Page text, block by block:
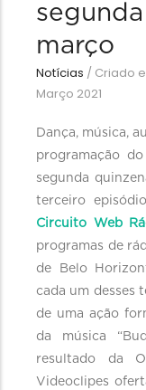
março
Notícias / Criado
Março 2021
Dança, música,
programação
segunda
terceiro
Circuito Web
programas de
de Belo
cada um desses
de uma ação
da música
resultado da
Videoclipes